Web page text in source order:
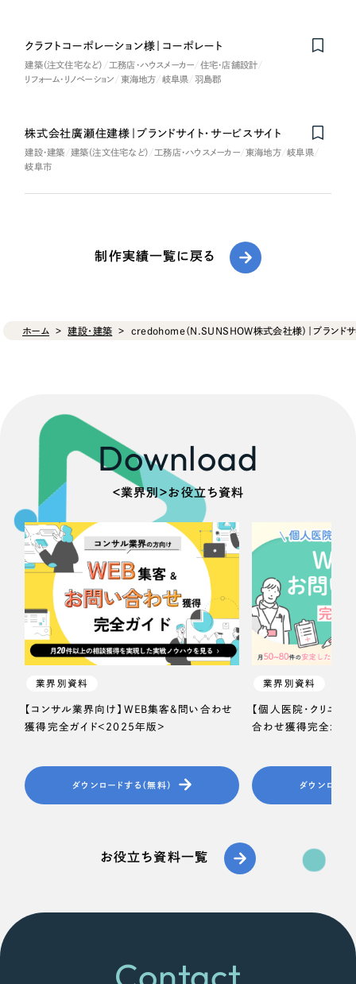
クラフトコーポレーション様｜コーポレート
建築（注文住宅など） 工務店・ハウスメーカー
住宅・店舗設計
リフォーム・リノベーション
東海地方 岐阜県 羽島郡
株式会社廣瀬住建様｜ブランドサイト・サービスサイト
建設・建築 建築（注文住宅など） 工務店・ハウスメーカー 東海地方
岐阜県
岐阜市
制作実績一覧に戻る
ホーム 建設・建築 credohome（N.SUNSHOW株式会社様）｜ブランドサ
Download
＜業界別＞お役立ち資料
業界別資料
【コンサル業界向け】WEB集客＆問い合わせ
獲得完全ガイド＜2025年版＞
ダウンロードする（無料）
業界別資料
【個人医院・クリニッ
合わせ獲得完全ガイ
ダウンロード
お役立ち資料一覧